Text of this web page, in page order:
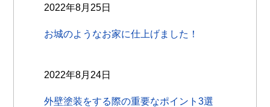
2022年8月25日
お城のようなお家に仕上げました！
2022年8月24日
外壁塗装をする際の重要なポイント3選